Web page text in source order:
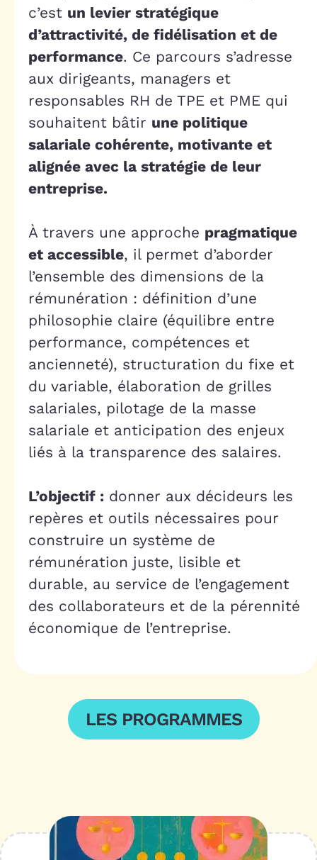
c’est un levier stratégique
d’attractivité, de fidélisation et de
performance. Ce parcours s’adresse
aux dirigeants, managers et
responsables RH de TPE et PME qui
souhaitent bâtir une politique
salariale cohérente, motivante et
alignée avec la stratégie de leur
entreprise.
À travers une approche pragmatique
et accessible, il permet d’aborder
l’ensemble des dimensions de la
rémunération : définition d’une
philosophie claire (équilibre entre
performance, compétences et
ancienneté), structuration du fixe et
du variable, élaboration de grilles
salariales, pilotage de la masse
salariale et anticipation des enjeux
liés à la transparence des salaires.
L’objectif : donner aux décideurs les
repères et outils nécessaires pour
construire un système de
rémunération juste, lisible et
durable, au service de l’engagement
des collaborateurs et de la pérennité
économique de l’entreprise.
LES PROGRAMMES